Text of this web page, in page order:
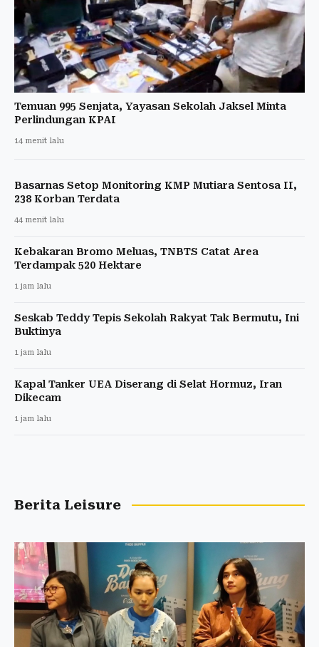
Temuan 995 Senjata, Yayasan Sekolah Jaksel Minta
Perlindungan KPAI
14 menit lalu
Basarnas Setop Monitoring KMP Mutiara Sentosa II,
238 Korban Terdata
44 menit lalu
Kebakaran Bromo Meluas, TNBTS Catat Area
Terdampak 520 Hektare
1 jam lalu
Seskab Teddy Tepis Sekolah Rakyat Tak Bermutu, Ini
Buktinya
1 jam lalu
Kapal Tanker UEA Diserang di Selat Hormuz, Iran
Dikecam
1 jam lalu
Berita Leisure